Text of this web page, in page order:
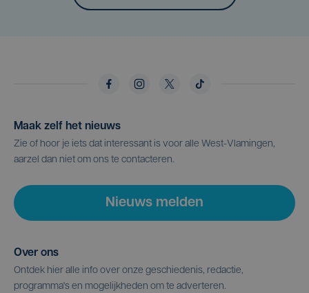
Maak zelf het nieuws
Zie of hoor je iets dat interessant is voor alle West-Vlamingen,
aarzel dan niet om ons te contacteren.
Nieuws melden
Over ons
Ontdek hier alle info over onze geschiedenis, redactie,
programma's en mogelijkheden om te adverteren.